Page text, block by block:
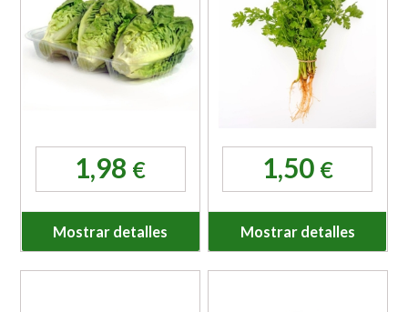
1,98 €
Mostrar detalles
1,50 €
Mostrar detalles